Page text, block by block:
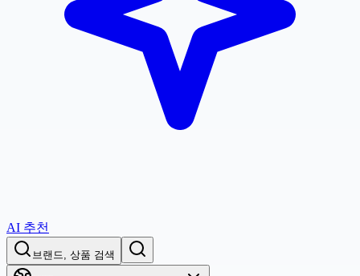
AI 추천
브랜드, 상품 검색